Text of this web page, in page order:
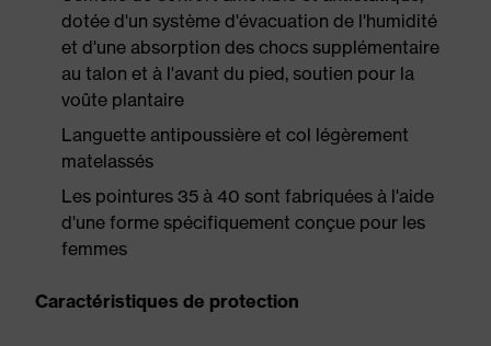
dotée d'un système d'évacuation de l'humidité
et d'une absorption des chocs supplémentaire
au talon et à l'avant du pied, soutien pour la
voûte plantaire
Languette antipoussière et col légèrement
matelassés
Les pointures 35 à 40 sont fabriquées à l'aide
d'une forme spécifiquement conçue pour les
femmes
Caractéristiques de protection